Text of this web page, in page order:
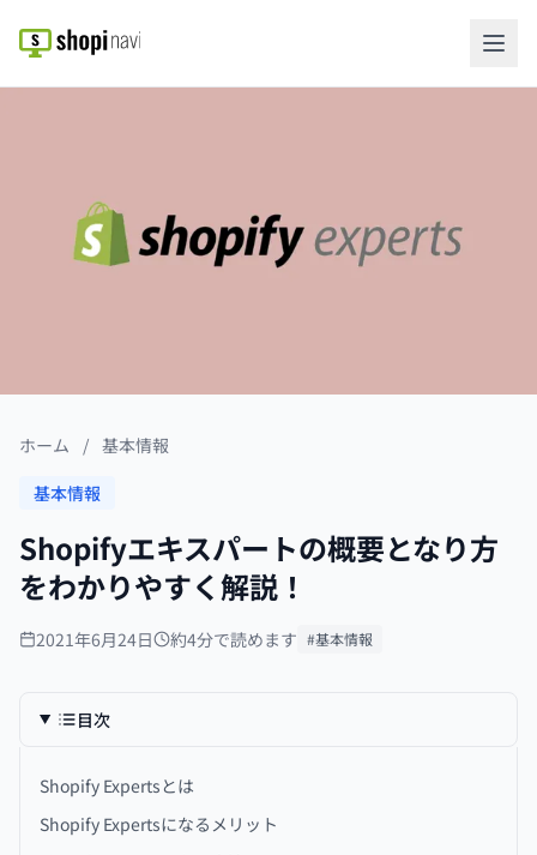
ホーム / 基本情報
基本情報
Shopifyエキスパートの概要となり方
をわかりやすく解説！
2021年6月24日 約4分で読めます #基本情報
目次
Shopify Expertsとは
Shopify Expertsになるメリット